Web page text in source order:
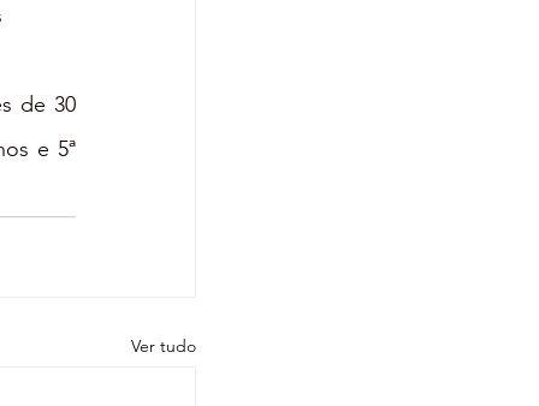
de 30
e 5ª
Ver tudo